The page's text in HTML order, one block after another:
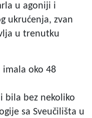
u agoniji i
ukrućenja, zvan
u trenutku
imala oko 48
bila bez nekoliko
sa Sveučilišta u